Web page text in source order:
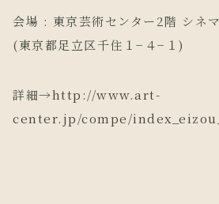
会場 : 東京芸術センター2階 シネ
(東京都足立区千住１−４−１)
詳細→http://www.art-
center.jp/compe/